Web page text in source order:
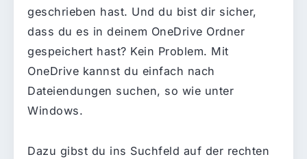
geschrieben hast. Und du bist dir sicher,
dass du es in deinem OneDrive Ordner
gespeichert hast? Kein Problem. Mit
OneDrive kannst du einfach nach
Dateiendungen suchen, so wie unter
Windows.
Dazu gibst du ins Suchfeld auf der rechten